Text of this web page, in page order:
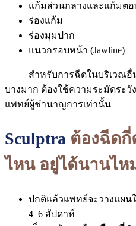
แก้มส่วนกลางและแก้มตอ
ร่องแก้ม
ร่องมุมปาก
แนวกรอบหน้า (Jawline)
สำหรับการฉีดในบริเวณอื่น
บางมาก ต้องใช้ความระมัดระวั
แพทย์ผู้ชำนาญการเท่านั้น
Sculptra ต้องฉีดกี่
ไหน อยู่ได้นานไห
ปกติแล้วแพทย์จะวางแผน
4–6 สัปดาห์